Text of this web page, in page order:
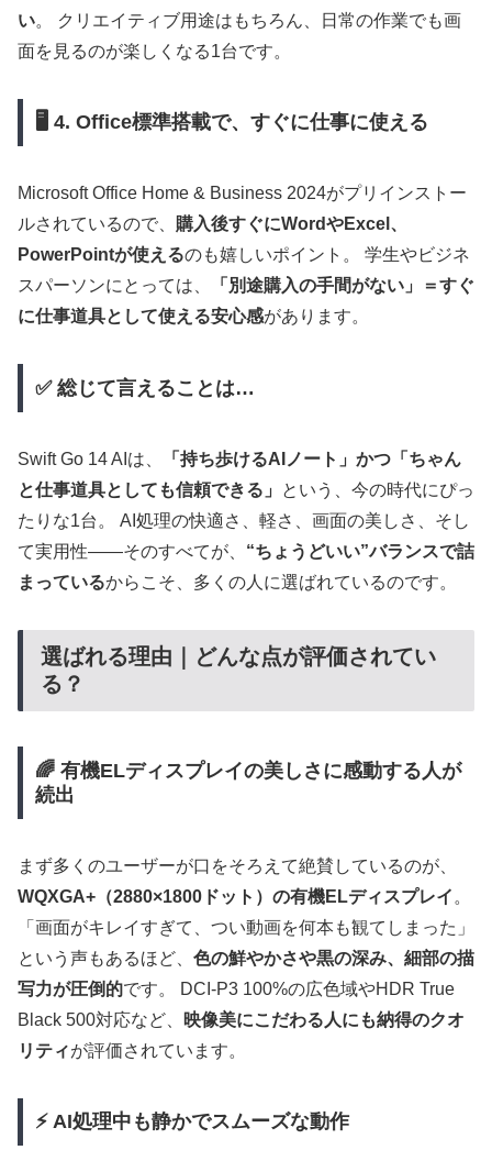
い。 クリエイティブ用途はもちろん、日常の作業でも画
面を見るのが楽しくなる1台です。
🖥 4. Office標準搭載で、すぐに仕事に使える
Microsoft Office Home & Business 2024がプリインストー
ルされているので、 購入後すぐにWordやExcel、
PowerPointが使えるのも嬉しいポイント。 学生やビジネ
スパーソンにとっては、
「別途購入の手間がない」＝すぐ
に仕事道具として使える安心感があります。
✅ 総じて言えることは…
Swift Go 14 AIは、
「持ち歩けるAIノート」かつ「ちゃん
と仕事道具としても信頼できる」
という、今の時代にぴっ
たりな1台。 AI処理の快適さ、軽さ、画面の美しさ、そし
て実用性――そのすべてが、 “ちょうどいい”バランスで詰
まっているからこそ、多くの人に選ばれているのです。
選ばれる理由｜どんな点が評価されてい
る？
🌈 有機ELディスプレイの美しさに感動する人が
続出
まず多くのユーザーが口をそろえて絶賛しているのが、
WQXGA+（2880×1800ドット）の有機ELディスプレイ 。
「画面がキレイすぎて、つい動画を何本も観てしまった」
という声もあるほど、 色の鮮やかさや黒の深み、細部の描
写力が圧倒的です。 DCI-P3 100%の広色域やHDR True
Black 500対応など、
映像美にこだわる人にも納得のクオ
リティが評価されています。
⚡ AI処理中も静かでスムーズな動作